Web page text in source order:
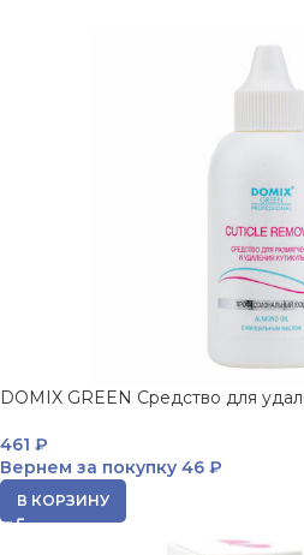
DOMIX GREEN Средство для
461 ₽
Вернем за покупку 46 ₽
В КОРЗИНУ